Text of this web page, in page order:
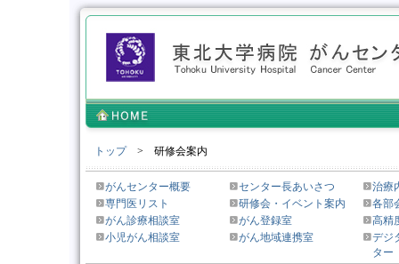
トップ> 研修会案内
がんセンター概要 センター長あいさつ
治療
専門医リスト
研修会・イベント案内
各部
がん診療相談室
がん登録室
高精
小児がん相談室
がん地域連携室
デジ
ター